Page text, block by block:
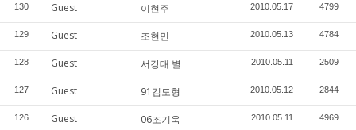
130 Guest 이현주 2010.05.17 4799
129 Guest 조현민 2010.05.13 4784
128 Guest 서강대 별 2010.05.11 2509
127 Guest 91김도형 2010.05.12 2844
126 Guest 06조기욱 2010.05.11 4969